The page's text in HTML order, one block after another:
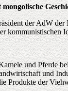
der AdW
kommunistischen
und Pferde
und
Produkte der